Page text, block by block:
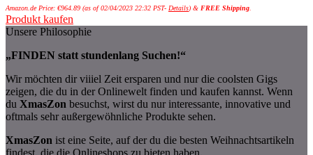
Amazon.de Price: €964.89 (as of 02/04/2023 22:32 PST- Details) & FREE Shipping
Produkt kaufen
Unsere Philosophie
„FINDEN statt stundenlang Suchen!“
Wir möchten dir viiiel Zeit ersparen und nur die coolsten Gigs
zeigen, die du in der Onlinewelt finden und kaufen kannst. Wenn
du XmasZon besuchst, wirst du nur interessante, innovative und
oftmals sehr außergewöhnliche Produkte sehen.
XmasZon ist eine Seite, auf der du die besten Weihnachtsartikeln